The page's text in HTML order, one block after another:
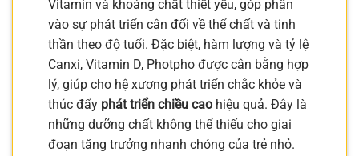
Vitamin và khoáng chất thiết yếu, góp phần
vào sự phát triển cân đối về thể chất và tinh
thần theo độ tuổi. Đặc biệt, hàm lượng và tỷ lệ
Canxi, Vitamin D, Photpho được cân bằng hợp
lý, giúp cho hệ xương phát triển chắc khỏe và
thúc đẩy phát triển chiều cao hiệu quả. Đây là
những dưỡng chất không thể thiếu cho giai
đoạn tăng trưởng nhanh chóng của trẻ nhỏ.